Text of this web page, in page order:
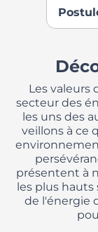
Les valeurs
secteur des
les uns des
veillons à ce
présentent à
les plus
de l'énergie